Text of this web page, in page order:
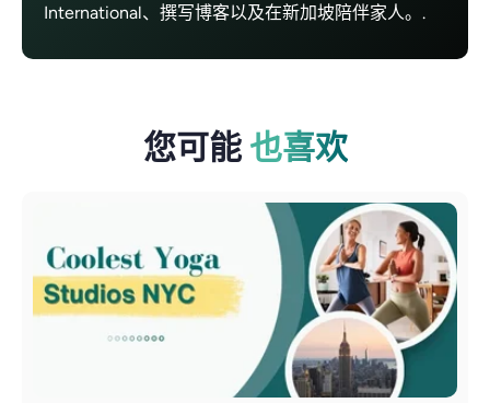
International、撰写博客以及在新加坡陪伴家人。.
您可能 也喜欢